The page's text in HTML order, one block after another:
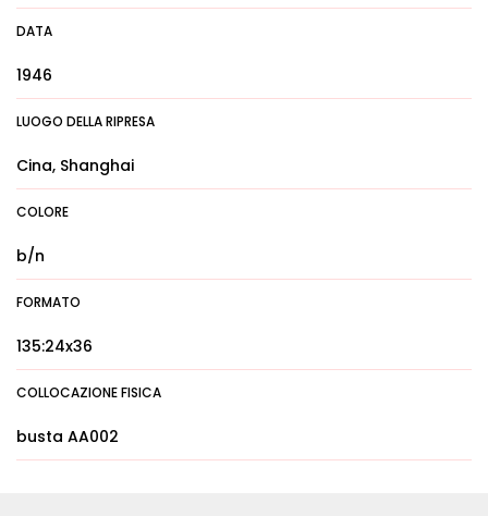
DATA
1946
LUOGO DELLA RIPRESA
Cina, Shanghai
COLORE
b/n
FORMATO
135:24x36
COLLOCAZIONE FISICA
busta AA002